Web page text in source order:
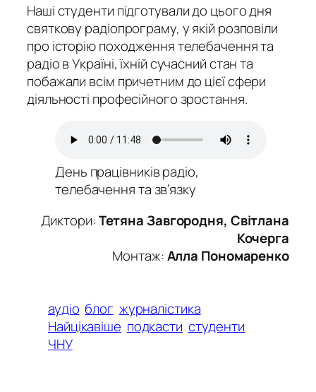
Наші студенти підготували до цього дня
святкову радіопрограму, у якій розповіли
про історію походження телебачення та
радіо в Україні, їхній сучасний стан та
побажали всім причетним до цієї сфери
діяльності професійного зростання.
День працівників радіо,
телебачення та зв’язку
Диктори:Тетяна Завгородня, Світлана
Кочерга
Монтаж:Алла Пономаренко
аудіо блог журналістика
Найцікавіше подкасти студенти
ЧНУ